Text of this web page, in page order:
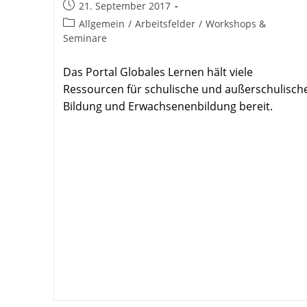
Beitrag
veröffentlicht:
21. September 2017
Beitrags-
Kategorie:
Allgemein / Arbeitsfelder / Workshops &
Seminare
Das Portal Globales Lernen hält viele
Ressourcen für schulische und
Bildung und Erwachsenenbildung bereit.